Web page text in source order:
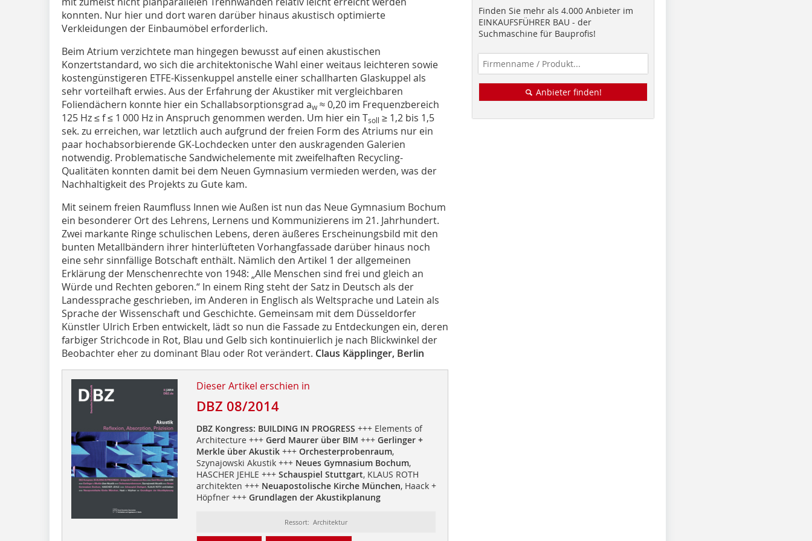
konnten. Nur hier und dort waren darüber hinaus akustisch optimierte
Verkleidungen der Einbaumöbel erforderlich.
Beim Atrium verzichtete man hingegen bewusst auf einen akustischen
Konzertstandard, wo sich die architektonische Wahl einer weitaus leichteren sowie
kostengünstigeren ETFE-Kissenkuppel anstelle einer schallharten Glaskuppel als
sehr vorteilhaft erwies. Aus der Erfahrung der Akustiker mit vergleichbaren
Foliendächern konnte hier ein Schallabsorptionsgrad aw ≈ 0,20 im Frequenzbereich
125 Hz ≤ f ≤ 1 000 Hz in Anspruch genommen werden. Um hier ein Tsoll ≥ 1,2 bis 1,5
sek. zu erreichen, war letztlich auch aufgrund der freien Form des Atriums nur ein
paar hochabsorbierende GK-Lochdecken unter den auskragenden Galerien
notwendig. Problematische Sandwichelemente mit zweifelhaften Recycling-
Qualitäten konnten damit bei dem Neuen Gymnasi­um vermieden werden, was der
Nachhaltigkeit des Projekts zu Gute kam.
Mit seinem freien Raumfluss Innen wie Außen ist nun das Neue Gymnasium Bochum
ein besonderer Ort des Lehrens, Lernens und Kommunizierens im 21. Jahrhundert.
Zwei mar­kante Ringe schulischen Lebens, deren äußeres Erscheinungsbild mit den
bunten Metallbändern ihrer hinterlüfteten Vorhangfassade darüber hinaus noch
eine sehr sinnfällige Botschaft enthält. Nämlich den Artikel 1 der allgemeinen
Erklärung der Menschenrechte von 1948: „Alle Menschen sind frei und gleich an
Würde und Rechten geboren.“ In einem Ring steht der Satz in Deutsch als der
Landessprache geschrieben, im Anderen in Englisch als Weltsprache und Latein als
Sprache der Wissenschaft und Geschichte. Gemeinsam mit dem Düsseldorfer
Künstler Ulrich Erben entwickelt, lädt so nun die Fassade zu Entdeckungen ein, deren
farbiger Strichcode in Rot, Blau und Gelb sich kontinuierlich je nach Blickwinkel der
Beobachter eher zu dominant Blau oder Rot verändert. Claus Käpplinger, Berlin
Dieser Artikel erschien in
DBZ 08/2014
DBZ Kongress: BUILDING IN PROGRESS +++ Elements of
Architecture +++ Gerd Maurer über BIM +++Gerlinger +
Merkle über Akustik+++ Orchesterprobenraum,
Szynajowski Akustik +++ Neues Gymnasium Bochum,
HASCHER JEHLE +++ Schauspiel Stuttgart, KLAUS ROTH
architekten +++ Neuapostolische Kirche München, Haack +
Höpfner +++ Grundlagen der Akustikplanung
Ressort: Architektur
Finden Sie mehr als 4.000 Anbieter im
EINKAUFSFÜHRER BAU - der
Suchmaschine für Bauprofis!
Anbieter finden!